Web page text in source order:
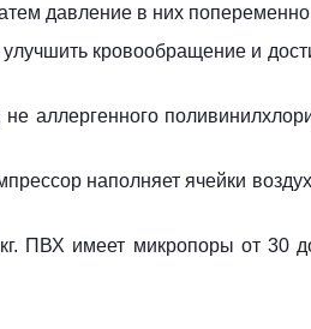
давление в них
кровообращение и
аллергенного
наполняет ячейки
ПВХ имеет микропоры от 30